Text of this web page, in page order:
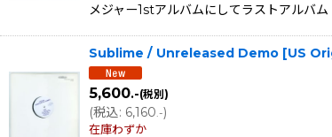
メジャー1stアルバムにしてラストアル
Sublime / Unreleased Demo [US
5,600.-(税別)
(税込: 6,160 .-)
在庫わずか